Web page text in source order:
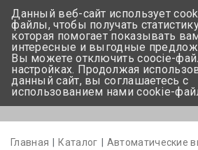
Главная Каталог Автоматические
Данный веб-сайт использует
файлы, чтобы получать
которая помогает показывать
интересные и выгодные
Вы можете отключить coocie-
настройках. Продолжая
данный сайт, вы соглашаетесь с
использованием нами cookie-